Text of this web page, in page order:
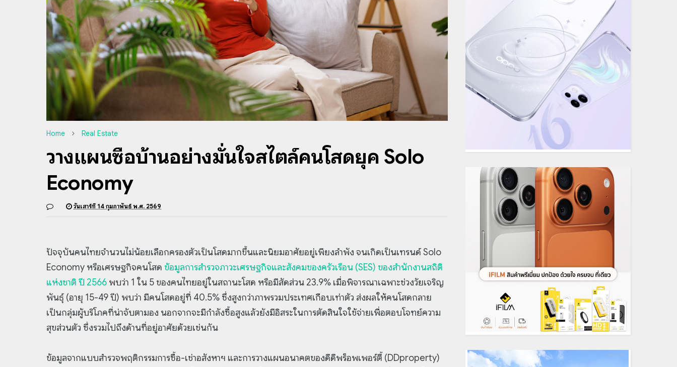
Home Real Estate
วางแผนซื้อบ้านอย่างมั่นใจสไตล์คนโสดยุค Solo
Economy
วันเสาร์ที่ 14 กุมภาพันธ์ พ.ศ. 2569
ปัจจุบันคนไทยจำนวนไม่น้อยเลือกครองตัวเป็นโสดมากขึ้นและนิยมอาศัยอยู่เพียงลำพัง จนเกิดเป็นเทรนด์ Solo
Economy หรือเศรษฐกิจคนโสด ข้อมูลการสำรวจภาวะเศรษฐกิจและสังคมของครัวเรือน (SES) ของสำนักงานสถิติ
แห่งชาติ ปี 2566 พบว่า 1 ใน 5 ของคนไทยอยู่ในสถานะโสด หรือมีสัดส่วน 23.9% เมื่อพิจารณาเฉพาะช่วงวัยเจริญ
พันธุ์ (อายุ 15-49 ปี) พบว่า มีคนโสดอยู่ที่ 40.5% ซึ่งสูงกว่าภาพรวมประเทศเกือบเท่าตัว ส่งผลให้คนโสดกลาย
เป็นกลุ่มผู้บริโภคที่น่าจับตามอง นอกจากจะมีกำลังซื้อสูงแล้วยังมีอิสระในการตัดสินใจใช้จ่ายเพื่อตอบโจทย์ความ
สุขส่วนตัว ซึ่งรวมไปถึงด้านที่อยู่อาศัยด้วยเช่นกัน
ข้อมูลจากแบบสำรวจพฤติกรรมการซื้อ-เช่าอสังหาฯ และการวางแผนอนาคตของดีดีพร็อพเพอร์ตี้ (DDproperty)